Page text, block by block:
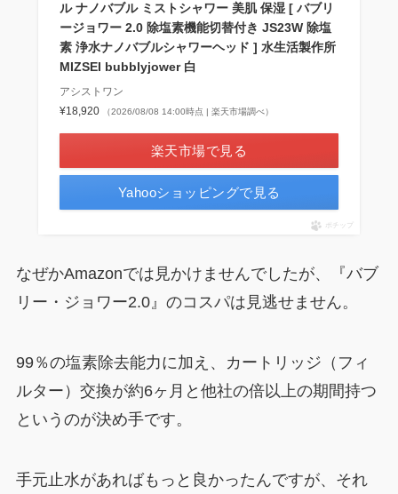
ル ナノバブル ミストシャワー 美肌 保湿 [ バブリ
ージョワー 2.0 除塩素機能切替付き JS23W 除塩
素 浄水ナノバブルシャワーヘッド ] 水生活製作所
MIZSEI bubblyjower 白
アシストワン
¥18,920
（2026/08/08 14:00時点 | 楽天市場調べ）
楽天市場で見る
Yahooショッピングで見る
ポチップ
なぜかAmazonでは見かけませんでしたが、『バブ
リー・ジョワー2.0』のコスパは見逃せません。
99％の塩素除去能力に加え、カートリッジ（フィ
ルター）交換が約6ヶ月と他社の倍以上の期間持つ
というのが決め手です。
手元止水があればもっと良かったんですが、それ